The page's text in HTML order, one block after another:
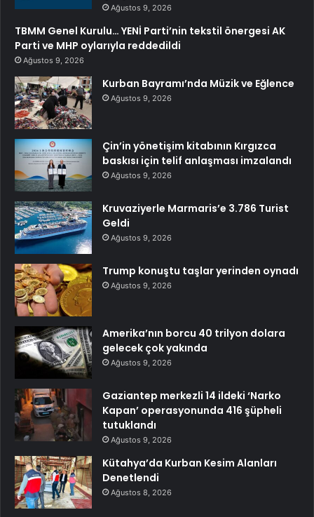
Ağustos 9, 2026
TBMM Genel Kurulu… YENİ Parti’nin tekstil önergesi AK
Parti ve MHP oylarıyla reddedildi
Ağustos 9, 2026
Kurban Bayramı’nda Müzik ve Eğlence
Ağustos 9, 2026
Çin’in yönetişim kitabının Kırgızca
baskısı için telif anlaşması imzalandı
Ağustos 9, 2026
Kruvaziyerle Marmaris’e 3.786 Turist
Geldi
Ağustos 9, 2026
Trump konuştu taşlar yerinden oynadı
Ağustos 9, 2026
Amerika’nın borcu 40 trilyon dolara
gelecek çok yakında
Ağustos 9, 2026
Gaziantep merkezli 14 ildeki ‘Narko
Kapan’ operasyonunda 416 şüpheli
tutuklandı
Ağustos 9, 2026
Kütahya’da Kurban Kesim Alanları
Denetlendi
Ağustos 8, 2026